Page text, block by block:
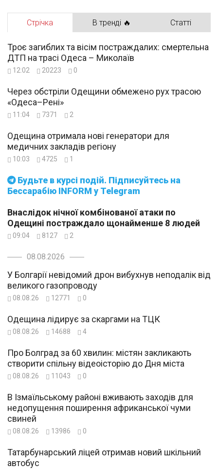
Стрічка В тренді 🔥 Статті
Будьте в курсі подій. Підписуйтесь на
Бессарабію INFORM у Telegram
Троє загиблих та вісім постраждалих: смертельна
ДТП на трасі Одеса – Миколаїв
12:02 20223 0
Через обстріли Одещини обмежено рух трасою
«Одеса–Рені»
11:04 7371 2
Одещина отримала нові генератори для
медичних закладів регіону
10:03 4725 1
Внаслідок нічної комбінованої атаки по
Одещині постраждало щонайменше 8 людей
09:04 8127 2
08.08.2026
У Болгарії невідомий дрон вибухнув неподалік від
великого газопроводу
08.08.26 12771 0
Одещина лідирує за скаргами на ТЦК
08.08.26 14688 4
Про Болград за 60 хвилин: містян закликають
створити спільну відеоісторію до Дня міста
08.08.26 11043 0
В Ізмаїльському районі вживають заходів для
недопущення поширення африканської чуми
свиней
08.08.26 13986 0
Татарбунарський ліцей отримав новий шкільний
автобус